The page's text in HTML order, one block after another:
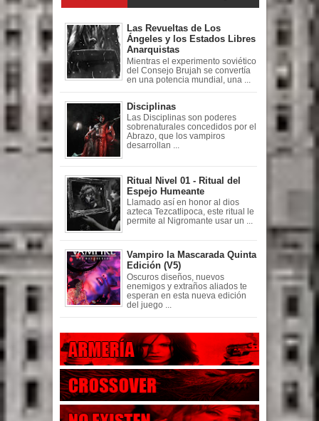
Las Revueltas de Los
Ángeles y los Estados Libres
Anarquistas
Mientras el experimento soviético
del Consejo Brujah se convertía
en una potencia mundial, una ...
Disciplinas
Las Disciplinas son poderes
sobrenaturales concedidos por el
Abrazo, que los vampiros
desarrollan ...
Ritual Nivel 01 - Ritual del
Espejo Humeante
Llamado así en honor al dios
azteca Tezcatlipoca, este ritual le
permite al Nigromante usar un ...
Vampiro la Mascarada Quinta
Edición (V5)
Oscuros diseños, nuevos
enemigos y extraños aliados te
esperan en esta nueva edición
del juego ...